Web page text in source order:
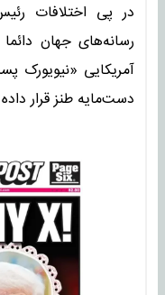
در پی اختلافات
رسانه‌های جهان
آمریکایی «نیویورک
دست‌مایه طنز قرار